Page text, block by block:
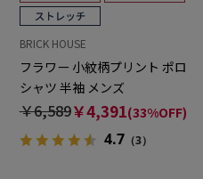
BRICK HOUSE
フラワー 小紋柄プリント ポロ
シャツ 半袖 メンズ
￥6,589￥4,391(33%OFF)
4.7（3）